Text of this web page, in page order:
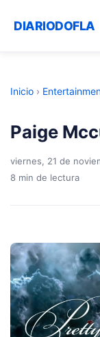
DIARIODOFLA
Inicio ›
Paige
viernes, 21 de
8 min de lectura